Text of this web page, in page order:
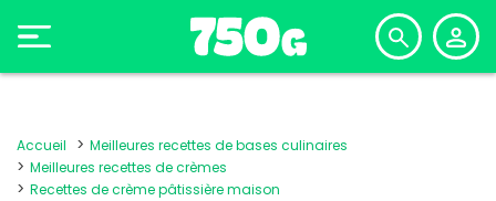
Accueil
Meilleures recettes de bases culinaires
Meilleures recettes de crèmes
Recettes de crème pâtissière maison